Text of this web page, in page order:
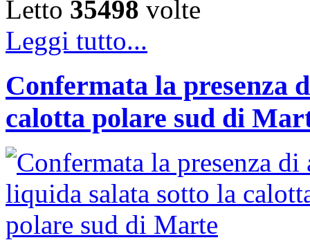
Letto 35498 volte
Leggi tutto...
Confermata la presenza
calotta polare sud di